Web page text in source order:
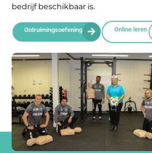
bedrijf beschikbaar is.
Ontruimingsoefening Online leren